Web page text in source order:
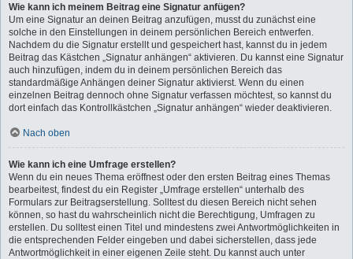
Wie kann ich meinem Beitrag eine Signatur anfügen?
Um eine Signatur an deinen Beitrag anzufügen, musst du zunächst eine
solche in den Einstellungen in deinem persönlichen Bereich entwerfen.
Nachdem du die Signatur erstellt und gespeichert hast, kannst du in jedem
Beitrag das Kästchen „Signatur anhängen“ aktivieren. Du kannst eine Signatur
auch hinzufügen, indem du in deinem persönlichen Bereich das
standardmäßige Anhängen deiner Signatur aktivierst. Wenn du einen
einzelnen Beitrag dennoch ohne Signatur verfassen möchtest, so kannst du
dort einfach das Kontrollkästchen „Signatur anhängen“ wieder deaktivieren.
Nach oben
Wie kann ich eine Umfrage erstellen?
Wenn du ein neues Thema eröffnest oder den ersten Beitrag eines Themas
bearbeitest, findest du ein Register „Umfrage erstellen“ unterhalb des
Formulars zur Beitragserstellung. Solltest du diesen Bereich nicht sehen
können, so hast du wahrscheinlich nicht die Berechtigung, Umfragen zu
erstellen. Du solltest einen Titel und mindestens zwei Antwortmöglichkeiten in
die entsprechenden Felder eingeben und dabei sicherstellen, dass jede
Antwortmöglichkeit in einer eigenen Zeile steht. Du kannst auch unter